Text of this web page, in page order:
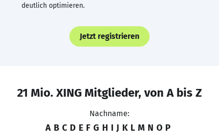
deutlich optimieren.
Jetzt registrieren
21 Mio. XING Mitglieder, von A bis Z
Nachname:
A B C D E F G H I J K L M N O P